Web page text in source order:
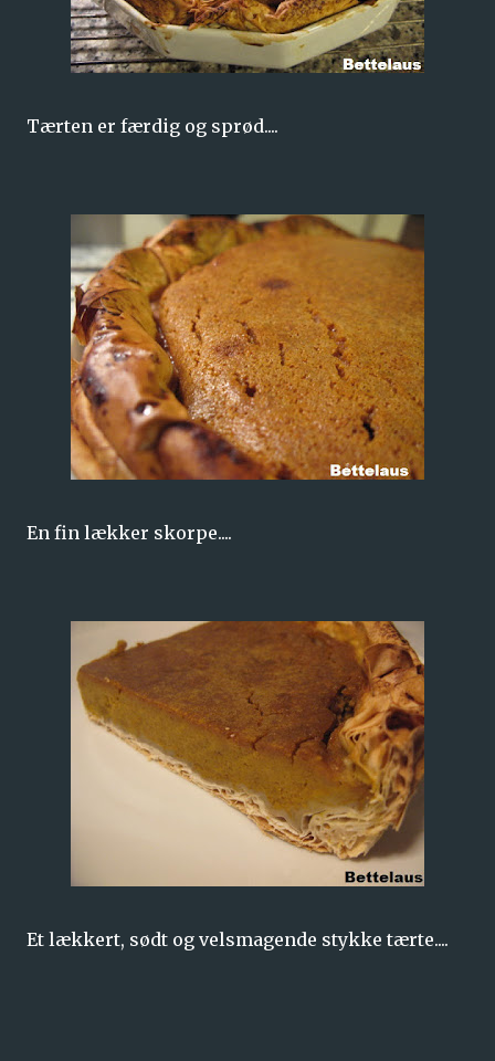
Tærten er færdig og sprød....
En fin lækker skorpe....
Et lækkert, sødt og velsmagende stykke tærte....